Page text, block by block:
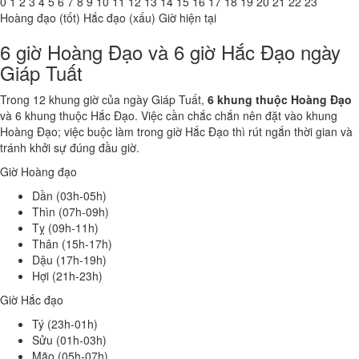
Hoàng đạo (tốt) Hắc đạo (xấu) Giờ hiện tại
6 giờ Hoàng Đạo và 6 giờ Hắc Đạo ngày
Giáp Tuất
Trong 12 khung giờ của ngày Giáp Tuất, 6 khung thuộc Hoàng Đạo
và 6 khung thuộc Hắc Đạo. Việc cần chắc chắn nên đặt vào khung
Hoàng Đạo; việc buộc làm trong giờ Hắc Đạo thì rút ngắn thời gian và
tránh khởi sự đúng đầu giờ.
Giờ Hoàng đạo
Dần (03h-05h)
Thìn (07h-09h)
Tỵ (09h-11h)
Thân (15h-17h)
Dậu (17h-19h)
Hợi (21h-23h)
Giờ Hắc đạo
Tý (23h-01h)
Sửu (01h-03h)
Mão (05h-07h)